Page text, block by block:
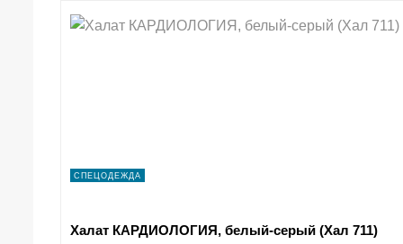
СПЕЦОДЕЖДА
Халат КАРДИОЛОГИЯ, белый-серый (Хал 711)